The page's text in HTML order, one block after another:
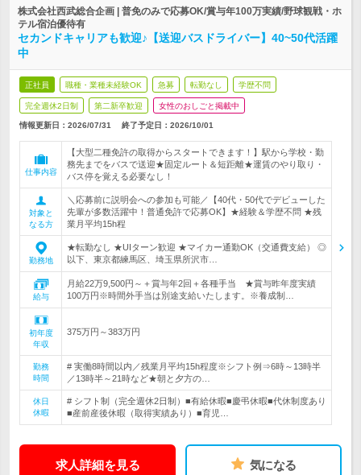
株式会社西武総合企画 | 普免のみで応募OK/賞与年100万実績/野球観戦・ホ
テル宿泊優待有
セカンドキャリアも歓迎♪【送迎バスドライバー】40~50代活躍
中
正社員 職種・業種未経験OK 急募 転勤なし 学歴不問
完全週休2日制 第二新卒歓迎 女性のおしごと掲載中
情報更新日：2026/07/31 終了予定日： 2026/10/01
仕事内容
【大型二種免許の取得からスタートできます！】駅から学校・勤
務先までをバスで送迎★固定ルート＆短距離★運賃のやり取り・
バス停を覚える必要なし！
対象と
なる方
＼応募前に説明会への参加も可能／【40代・50代でデビューした
先輩が多数活躍中！普通免許で応募OK】★経験＆学歴不問 ★残
業月平均15h程
勤務地
★転勤なし ★UIターン歓迎 ★マイカー通勤OK（交通費支給） ◎
以下、東京都練馬区、埼玉県所沢市…
給与
月給22万9,500円～＋賞与年2回＋各種手当 ★賞与昨年度実績
100万円※時間外手当は別途支給いたします。※養成制…
初年度
年収
375万円～383万円
勤務
時間
# 実働8時間以内／残業月平均15h程度※シフト例⇒6時～13時半
／13時半～21時など★朝と夕方の…
休日
休暇
# シフト制（完全週休2日制）■有給休暇■慶弔休暇■代休制度あり
■産前産後休暇（取得実績あり）■育児…
求人詳細を見る 気になる